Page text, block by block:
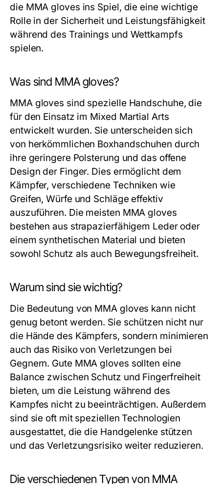
die MMA gloves ins Spiel, die eine wichtige
Rolle in der Sicherheit und Leistungsfähigkeit
während des Trainings und Wettkampfs
spielen.
Was sind MMA gloves?
MMA gloves sind spezielle Handschuhe, die
für den Einsatz im Mixed Martial Arts
entwickelt wurden. Sie unterscheiden sich
von herkömmlichen Boxhandschuhen durch
ihre geringere Polsterung und das offene
Design der Finger. Dies ermöglicht dem
Kämpfer, verschiedene Techniken wie
Greifen, Würfe und Schläge effektiv
auszuführen. Die meisten MMA gloves
bestehen aus strapazierfähigem Leder oder
einem synthetischen Material und bieten
sowohl Schutz als auch Bewegungsfreiheit.
Warum sind sie wichtig?
Die Bedeutung von MMA gloves kann nicht
genug betont werden. Sie schützen nicht nur
die Hände des Kämpfers, sondern minimieren
auch das Risiko von Verletzungen bei
Gegnern. Gute MMA gloves sollten eine
Balance zwischen Schutz und Fingerfreiheit
bieten, um die Leistung während des
Kampfes nicht zu beeinträchtigen. Außerdem
sind sie oft mit speziellen Technologien
ausgestattet, die die Handgelenke stützen
und das Verletzungsrisiko weiter reduzieren.
Die verschiedenen Typen von MMA